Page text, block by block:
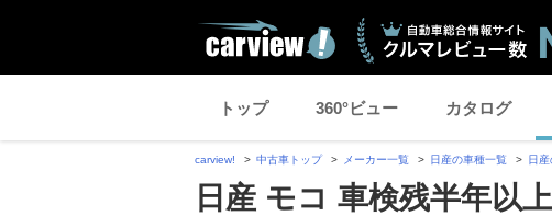
トップ 360°ビュー カタログ
carview! 中古車トップ メーカー一覧 日産の車種一覧 日
日産 モコ 車検残半年以